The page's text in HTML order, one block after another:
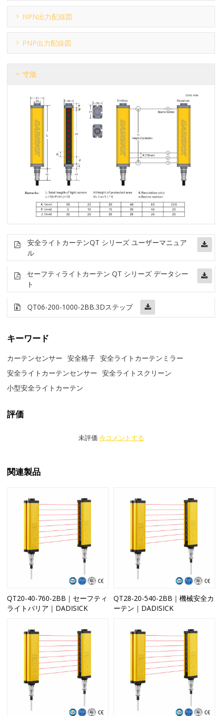
NPN出力配線図
PNP出力配線図
寸法
安全ライトカーテンQT シリーズ ユーザーマニュア
ル
セーフティライトカーテン QT シリーズ データシー
ト
QT06-200-1000-2BB.3Dステップ
キーワード
カーテンセンサー 安全格子 安全ライトカーテンミラー
安全ライトカーテンセンサー
安全ライトスクリーン
小型安全ライトカーテン
評価
未評価 今コメントする
関連製品
QT20-40-760-2BB｜セーフティ
ライトバリア｜DADISICK
QT28-20-540-2BB｜機械安全カ
ーテン｜DADISICK